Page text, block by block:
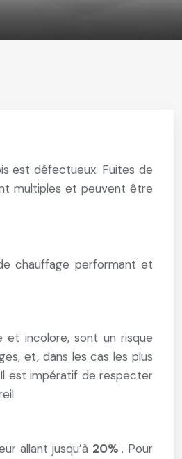
est défectueux. Fuites de
multiples et peuvent être
chauffage performant et
et incolore, sont un risque
et, dans les cas les plus
Il est impératif de respecter
allant jusqu’à 20%. Pour